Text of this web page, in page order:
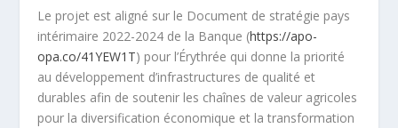
Le projet est aligné sur le Document de stratégie pays
intérimaire 2022-2024 de la Banque (https://apo-
opa.co/41YEW1T) pour l’Érythrée qui donne la priorité
au développement d’infrastructures de qualité et
durables afin de soutenir les chaînes de valeur agricoles
pour la diversification économique et la transformation